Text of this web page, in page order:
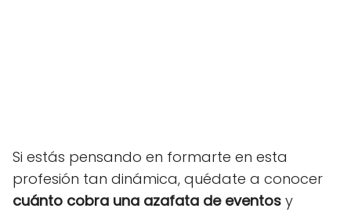
Si estás pensando en formarte en esta
profesión tan dinámica, quédate a conocer
cuánto cobra una azafata de eventos y